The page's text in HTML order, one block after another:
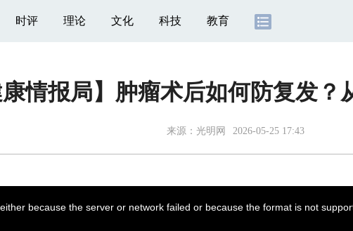
时评 理论 文化 科技 教育
康情报局】肿瘤术后如何防复发？
来源： 光明网 2026-05-25 17:43
because the server or network failed or because the format is not